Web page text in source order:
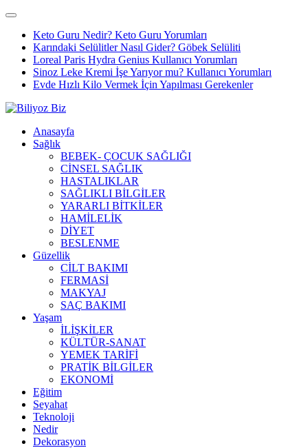
Keto Guru Nedir? Keto Guru Yorumları
Karındaki Selülitler Nasıl Gider? Göbek Selüliti
Loreal Paris Hydra Genius Kullanıcı Yorumları
Sinoz Leke Kremi İşe Yarıyor mu? Kullanıcı Yorumları
Evde Hızlı Kilo Vermek İçin Yapılması Gerekenler
Anasayfa
Sağlık
BEBEK- ÇOCUK SAĞLIĞI
CİNSEL SAĞLIK
HASTALIKLAR
SAĞLIKLI BİLGİLER
YARARLI BİTKİLER
HAMİLELİK
DİYET
BESLENME
Güzellik
CİLT BAKIMI
FERMASİ
MAKYAJ
SAÇ BAKIMI
Yaşam
İLİŞKİLER
KÜLTÜR-SANAT
YEMEK TARİFİ
PRATİK BİLGİLER
EKONOMİ
Eğitim
Seyahat
Teknoloji
Nedir
Dekorasyon